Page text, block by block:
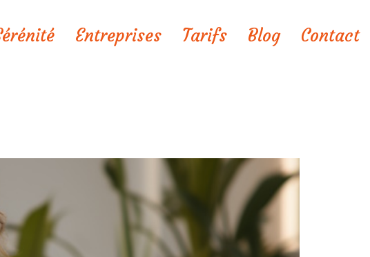
Entreprises Tarifs Blog Contact